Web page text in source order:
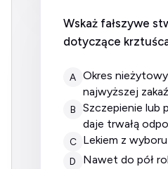
Wskaż fałszywe
dotyczące
A
okres nieżytowy jest okresem
najwyższej
B
szczepienie lub przechorowanie
daje trwałą
C lekiem z
D
nawet do pół roku może